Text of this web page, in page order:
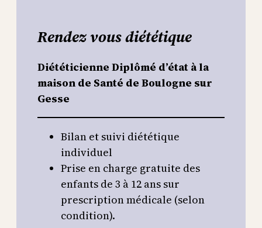
Rendez vous diététique
Diététicienne Diplômé d’état à la
maison de Santé de Boulogne sur
Gesse
Bilan et suivi diététique
individuel
Prise en charge gratuite des
enfants de 3 à 12 ans sur
prescription médicale (selon
condition).